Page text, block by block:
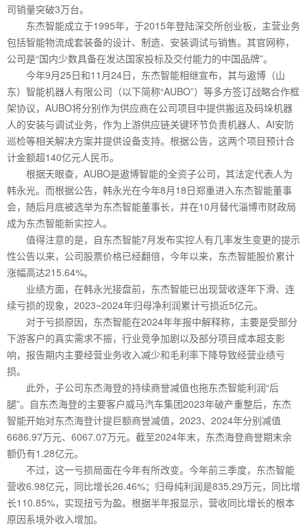
司销量突破3万台。
东杰智能成立于1995年，于2015年登陆深交所创业板，主营业务
包括智能物流成套装备的设计、制造、安装调试与销售。其官网称，
公司是“国内少数具备在发达国家投标及交付能力的中国品牌”。
今年9月25日和11月24日，东杰智能相继宣布，其与遨博（山
东）智能机器人有限公司（以下简称“AUBO”）等多方签订战略合作框
架协议，AUBO将分别作为供应商在公司项目中提供搬运及码垛机器
人的安装与调试业务，作为上游供应链关键环节负责机器人、AI安防
巡检等相关解决方案并提供设备支持。根据公告，这两个项目预计合
计金额超140亿元人民币。
根据天眼查，AUBO是遨博智能的全资子公司，其法定代表人为
韩永光。而根据公告，韩永光在今年8月18日郑重进入东杰智能董事
会，随后月底被选举为东杰智能董事长，并在10月替代淄博市财政局
成为东杰智能新实控人。
值得注意的是，自东杰智能7月发布实控人有几率发生变更的提示
性公告以来，公司股票价格已经翻倍，今年以来，东杰智能股价累计
涨幅高达215.64%。
业绩方面，在韩永光接盘前，东杰智能已出现营收逐年下滑、连
续亏损的现象，2023~2024年归母净利润累计亏损近5亿元。
对于亏损原因，东杰智能在2024年年报中解释称，主要是受部分
下游客户的真实需求不振，行业竞争加剧以及部分项目成本超支影
响，报告期内主要经营业务收入减少和毛利率下降导致经营业绩亏
损。
此外，子公司东杰海登的持续商誉减值也拖东杰智能利润“后
腿”。自东杰海登的主要客户威马汽车集团2023年破产重整后，东杰
智能开始对东杰海登计提巨额商誉减值，2023、2024年分别减值
6686.97万元、6067.07万元。截至2024年末，东杰海登商誉期末余
额仍有1.28亿元。
不过，这一亏损局面在今年有所改变。今年前三季度，东杰智能
营收6.98亿元，同比增长26.46%；归母纯利润是835.29万元，同比增
长110.85%，实现扭亏为盈。根据半年报显示，营收同比增长的根本
原因系境外收入增加。